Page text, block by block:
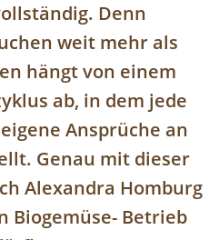
Denn
weit mehr als
hängt von einem
ab, in dem jede
Ansprüche an
Genau mit dieser
Alexandra Homburg
Biogemüse- Betrieb